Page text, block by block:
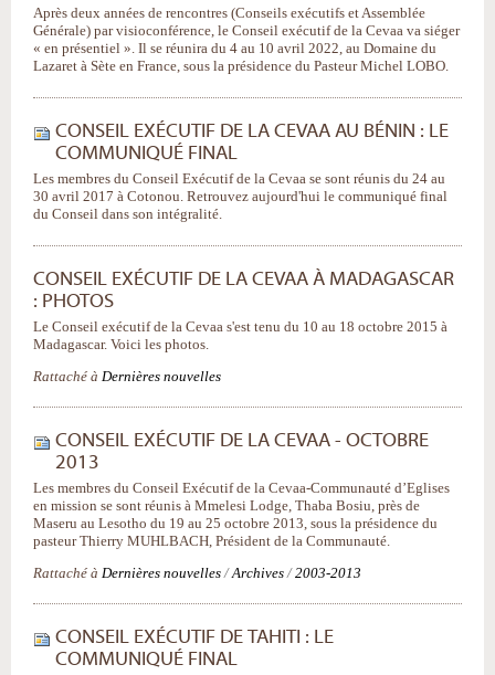
Après deux années de rencontres (Conseils exécutifs et Assemblée
Générale) par visioconférence, le Conseil exécutif de la Cevaa va siéger
« en présentiel ». Il se réunira du 4 au 10 avril 2022, au Domaine du
Lazaret à Sète en France, sous la présidence du Pasteur Michel LOBO.
CONSEIL EXÉCUTIF DE LA CEVAA AU BÉNIN : LE
COMMUNIQUÉ FINAL
Les membres du Conseil Exécutif de la Cevaa se sont réunis du 24 au
30 avril 2017 à Cotonou. Retrouvez aujourd'hui le communiqué final
du Conseil dans son intégralité.
CONSEIL EXÉCUTIF DE LA CEVAA À MADAGASCAR
: PHOTOS
Le Conseil exécutif de la Cevaa s'est tenu du 10 au 18 octobre 2015 à
Madagascar. Voici les photos.
Rattaché à Dernières nouvelles
CONSEIL EXÉCUTIF DE LA CEVAA - OCTOBRE
2013
Les membres du Conseil Exécutif de la Cevaa-Communauté d’Eglises
en mission se sont réunis à Mmelesi Lodge, Thaba Bosiu, près de
Maseru au Lesotho du 19 au 25 octobre 2013, sous la présidence du
pasteur Thierry MUHLBACH, Président de la Communauté.
Rattaché à Dernières nouvelles /Archives /2003-2013
CONSEIL EXÉCUTIF DE TAHITI : LE
COMMUNIQUÉ FINAL